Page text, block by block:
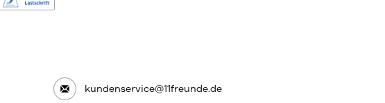
kundenservice@11freunde.de